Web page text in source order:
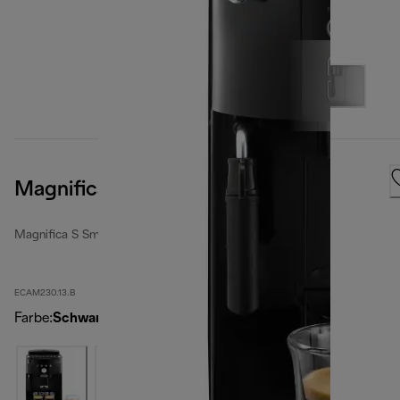
Magnifica S Smart, Black
Magnifica S Smart
ECAM230.13.B
Farbe:Schwarz